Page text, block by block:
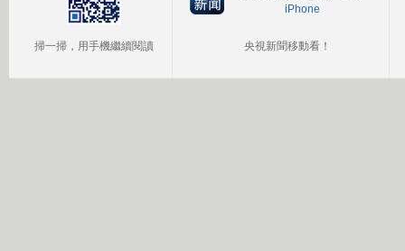
掃一掃，用手機繼續閱讀
iPhone
央視新聞移動看！